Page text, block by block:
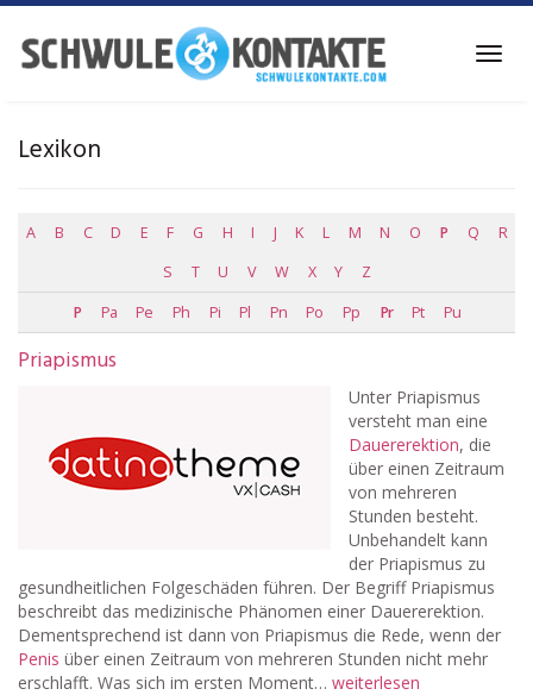
Skip
main
Lexikon
A B C D E F G H I J K L M N O P Q
R
S
T U V W X Y
Z
P
Pa Pe Ph Pi Pl Pn Po Pp Pr Pt Pu
Priapismus
Unter Priapismus
versteht man eine
Dauererektion, die
über einen Zeitraum
von mehreren
Stunden besteht.
Unbehandelt kann
der Priapismus zu
gesundheitlichen Folgeschäden führen. Der Begriff Priapismus
beschreibt das medizinische Phänomen einer Dauererektion.
Dementsprechend ist dann von Priapismus die Rede, wenn der
Penis über einen Zeitraum von mehreren Stunden nicht mehr
erschlafft. Was sich im ersten Moment… weiterlesen